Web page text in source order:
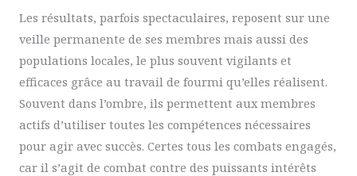
Les résultats, parfois spectaculaires, reposent sur une
veille permanente de ses membres mais aussi des
populations locales, le plus souvent vigilants et
efficaces grâce au travail de fourmi qu’elles réalisent.
Souvent dans l’ombre, ils permettent aux membres
actifs d’utiliser toutes les compétences nécessaires
pour agir avec succès. Certes tous les combats engagés,
car il s’agit de combat contre des puissants intérêts